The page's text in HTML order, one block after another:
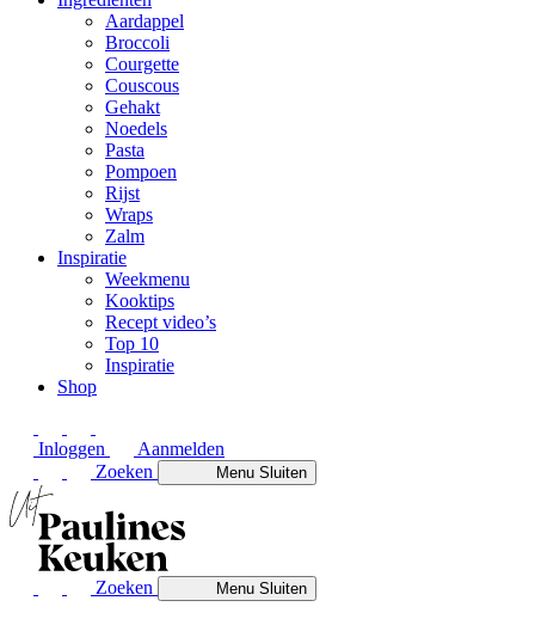
Aardappel
Broccoli
Courgette
Couscous
Gehakt
Noedels
Pasta
Pompoen
Rijst
Wraps
Zalm
Inspiratie
Weekmenu
Kooktips
Recept video’s
Top 10
Inspiratie
Shop
Inloggen
Aanmelden
Zoeken
MenuSluiten
Zoeken MenuSluiten